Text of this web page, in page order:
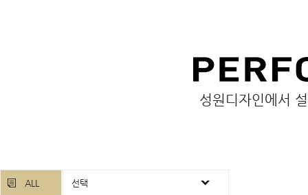
성원디자인에서
ALL 선택